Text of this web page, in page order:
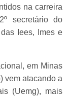
na carreira
secretário do
Iees, Imes e
em Minas
vem atacando a
(Uemg), mais